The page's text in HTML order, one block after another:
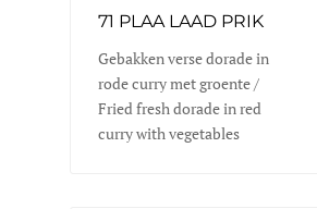
71 PLAA LAAD PRIK
Gebakken verse dorade in
rode curry met groente /
Fried fresh dorade in red
curry with vegetables